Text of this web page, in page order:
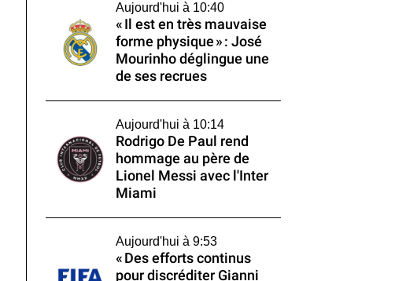
Aujourd'hui à 10:40
« Il est en très mauvaise
forme physique » : José
Mourinho déglingue une
de ses recrues
Aujourd'hui à 10:14
Rodrigo De Paul rend
hommage au père de
Lionel Messi avec l'Inter
Miami
Aujourd'hui à 9:53
« Des efforts continus
pour discréditer Gianni